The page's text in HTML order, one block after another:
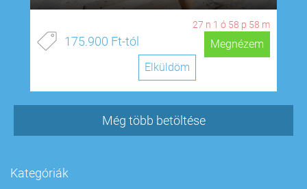
27 n 1 ó 58 p 57 m
175.900 Ft-tól
Megnézem
Elküldöm
Még több betöltése
Kategóriák